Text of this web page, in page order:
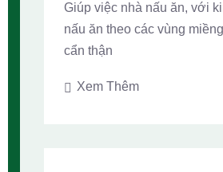
Giúp việc nhà nấu ăn, với
nấu ăn theo các vùng
cẩn thận
Xem Thêm